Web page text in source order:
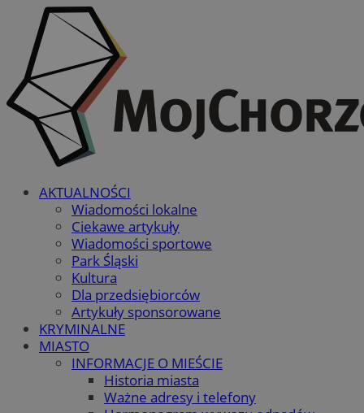
AKTUALNOŚCI
Wiadomości lokalne
Ciekawe artykuły
Wiadomości sportowe
Park Śląski
Kultura
Dla przedsiębiorców
Artykuły sponsorowane
KRYMINALNE
MIASTO
INFORMACJE O MIEŚCIE
Historia miasta
Ważne adresy i telefony